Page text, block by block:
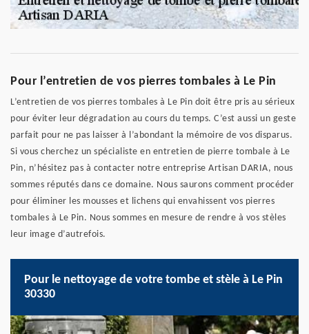
Pour l’entretien de vos pierres tombales à Le Pin
L’entretien de vos pierres tombales à Le Pin doit être pris au sérieux
pour éviter leur dégradation au cours du temps. C’est aussi un geste
parfait pour ne pas laisser à l’abondant la mémoire de vos disparus.
Si vous cherchez un spécialiste en entretien de pierre tombale à Le
Pin, n’hésitez pas à contacter notre entreprise Artisan DARIA, nous
sommes réputés dans ce domaine. Nous saurons comment procéder
pour éliminer les mousses et lichens qui envahissent vos pierres
tombales à Le Pin. Nous sommes en mesure de rendre à vos stèles
leur image d’autrefois.
Pour le nettoyage de votre tombe et stèle à Le Pin
30330